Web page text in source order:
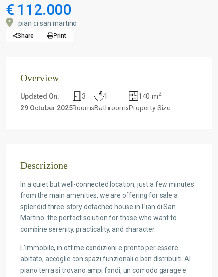
€ 112.000
pian di san martino
Share Print
Overview
Updated On:
29 October 2025
3
Rooms
1
Bathrooms
140 m2
Property Size
Descrizione
In a quiet but well-connected location, just a few minutes
from the main amenities, we are offering for sale a
splendid three-story detached house in Pian di San
Martino: the perfect solution for those who want to
combine serenity, practicality, and character.
L’immobile, in ottime condizioni e pronto per essere
abitato, accoglie con spazi funzionali e ben distribuiti. Al
piano terra si trovano ampi fondi, un comodo garage e